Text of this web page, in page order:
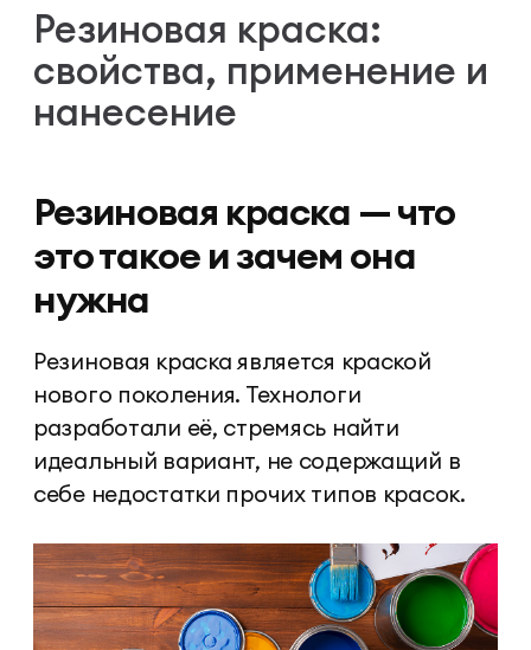
Резиновая краска:
свойства, применение и
нанесение
Резиновая краска — что
это такое и зачем она
нужна
Резиновая краска является краской
нового поколения. Технологи
разработали её, стремясь найти
идеальный вариант, не содержащий в
себе недостатки прочих типов красок.